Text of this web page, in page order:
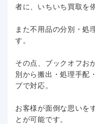
者に、いちいち買取を
また不用品の分別・処
す。
その点、ブックオフお
別から搬出・処理手配
プで対応。
お客様が面倒な思いを
とが可能です。